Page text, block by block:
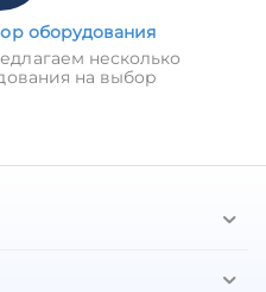
оборудования
несколько
на выбор